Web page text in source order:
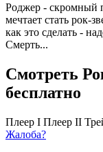
Роджер - скромный
мечтает стать рок-
как это сделать -
Смерть...
Смотреть
бесплатно
Плеер I Плеер II
Жалоба?